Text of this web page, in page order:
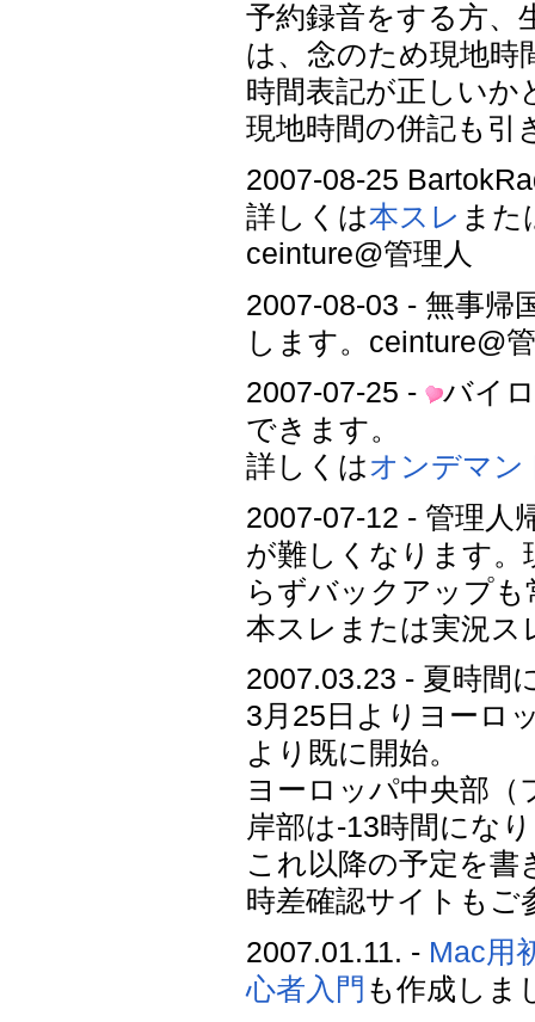
予約録音をする方、
は、念のため現地時
時間表記が正しいか
現地時間の併記も引
2007-08-25
詳しくは本スレ また
ceinture@管理人
2007-08-03 - 無事帰
します。ceinture@
2007-07-25 - バイ
できます。
詳しくはオンデマン
2007-07-12 - 管理人
が難しくなります
らずバックアップ
本スレまたは実況ス
2007.03.23 - 夏時間
3月25日よりヨーロ
より既に開始。
ヨーロッパ中央部（
岸部は-13時間にな
これ以降の予定を書
時差確認サイトもご
2007.01.11. - Mac用
心者入門 も作成しま